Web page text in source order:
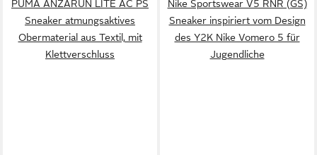
PUMA ANZARUN LITE AC PS
Sneaker atmungsaktives
Obermaterial aus Textil, mit
Klettverschluss
Nike Sportswear V5 RNR (GS)
Sneaker inspiriert vom Design
des Y2K Nike Vomero 5 für
Jugendliche